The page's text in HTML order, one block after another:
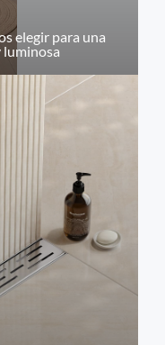
elegir para una